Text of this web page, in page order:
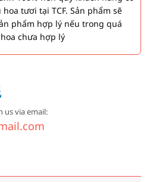
tươi tại TCF. Sản phẩm sẽ
phẩm hợp lý nếu trong quá
chưa hợp lý
us via email: